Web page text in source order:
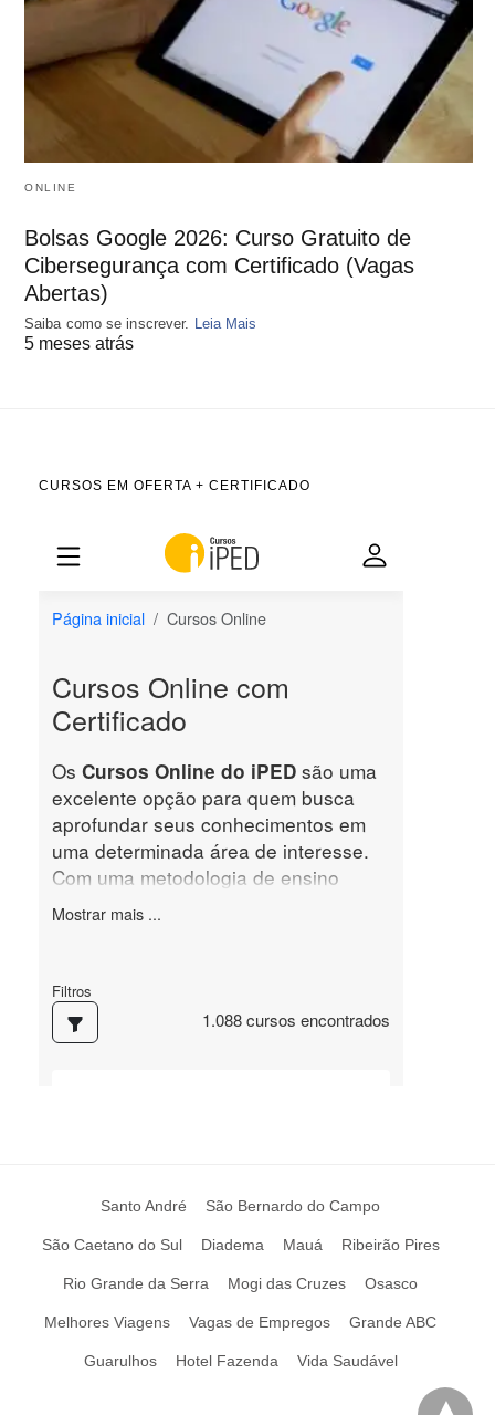
ONLINE
Bolsas Google 2026: Curso Gratuito de
Cibersegurança com Certificado (Vagas
Abertas)
Saiba como se inscrever. Leia Mais
5 meses atrás
CURSOS EM OFERTA + CERTIFICADO
Santo André São Bernardo do Campo
São Caetano do Sul Diadema Mauá Ribeirão Pires
Rio Grande da Serra Mogi das Cruzes Osasco
Melhores Viagens Vagas de Empregos Grande ABC
Guarulhos Hotel Fazenda Vida Saudável